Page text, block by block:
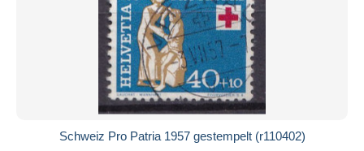
Schweiz Pro Patria 1957 gestempelt (r110402)